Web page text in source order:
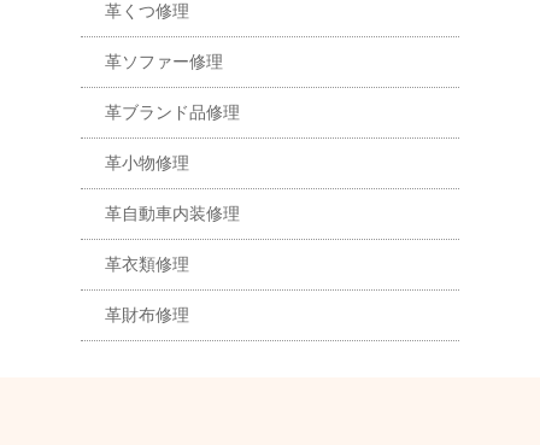
革くつ修理
革ソファー修理
革ブランド品修理
革小物修理
革自動車内装修理
革衣類修理
革財布修理